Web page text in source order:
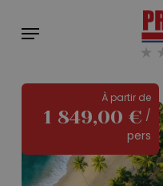
main
Menu
À partir de
1 849,00 € /
pers